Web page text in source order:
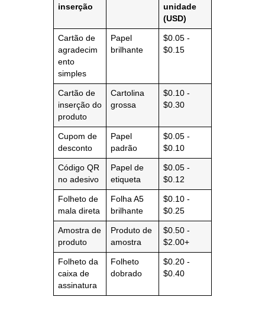
inserção
unidade
(USD)
Cartão de
agradecim
ento
simples
Papel
brilhante
$0.05 -
$0.15
Cartão de
inserção do
produto
Cartolina
grossa
$0.10 -
$0.30
Cupom de
desconto
Papel
padrão
$0.05 -
$0.10
Código QR
no adesivo
Papel de
etiqueta
$0.05 -
$0.12
Folheto de
mala direta
Folha A5
brilhante
$0.10 -
$0.25
Amostra de
produto
Produto de
amostra
$0.50 -
$2.00+
Folheto da
caixa de
assinatura
Folheto
dobrado
$0.20 -
$0.40